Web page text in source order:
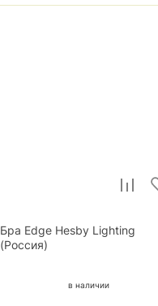
Бра Edge Hesby Lighting
(Россия)
в наличии